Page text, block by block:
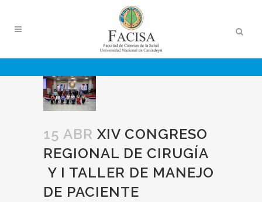
15 ABR XIV CONGRESO
REGIONAL DE CIRUGÍA
Y I TALLER DE MANEJO
DE PACIENTE